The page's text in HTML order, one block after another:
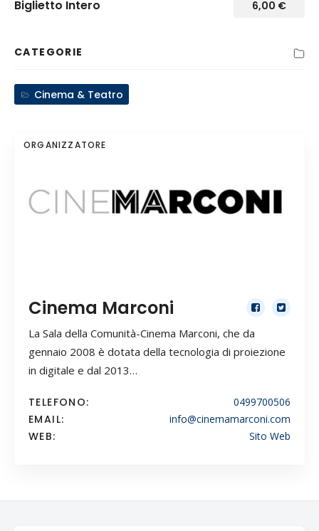
Biglietto Intero 6,00 €
CATEGORIE
Cinema & Teatro
ORGANIZZATORE
Cinema Marconi
La Sala della Comunità-Cinema Marconi, che da
gennaio 2008 è dotata della tecnologia di proiezione
in digitale e dal 2013…
TELEFONO: 0499700506
EMAIL: info@cinemamarconi.com
WEB: Sito Web